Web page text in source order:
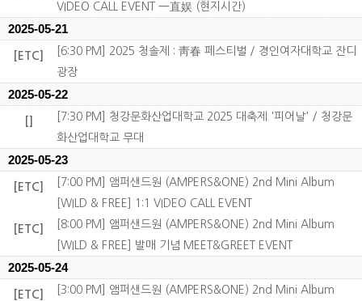
VIDEO CALL EVENT 一直娱 (현지시간)
2025-05-21
[ETC]
[6:30 PM] 2025 청솔제 : 靑春 페스티벌 / 경인여자대학교 잔디
광장
2025-05-22
[7:30 PM] 청강문화산업대학교 2025 대축제 '피어날' / 청강문
화산업대학교 무대
2025-05-23
[ETC]
[7:00 PM] 앰퍼샌드원 (AMPERS&ONE) 2nd Mini Album
[WILD & FREE] 1:1 VIDEO CALL EVENT
[ETC]
[8:00 PM] 앰퍼샌드원 (AMPERS&ONE) 2nd Mini Album
[WILD & FREE] 발매 기념 MEET&GREET EVENT
2025-05-24
[ETC]
[3:00 PM] 앰퍼샌드원 (AMPERS&ONE) 2nd Mini Album